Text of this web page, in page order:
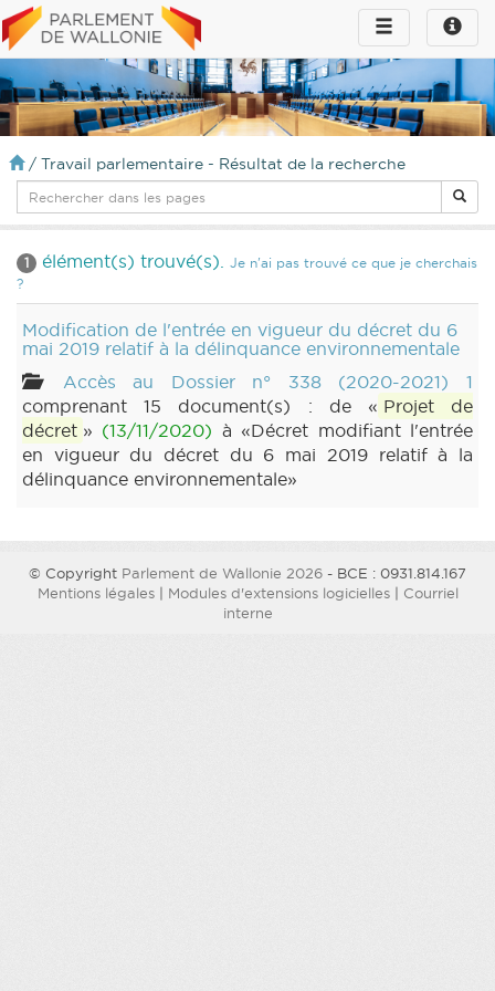
Toggle
infos
Toggle
navigation
/ Travail parlementaire - Résultat de la recherche
1 élément(s) trouvé(s). Je n'ai pas trouvé ce que je cherchais
?
Modification de l'entrée en vigueur du décret du 6
mai 2019 relatif à la délinquance environnementale
Accès au Dossier n° 338 (2020-2021) 1
comprenant 15 document(s) : de « Projet de
décret » (13/11/2020) à «Décret modifiant l'entrée
en vigueur du décret du 6 mai 2019 relatif à la
délinquance environnementale»
© Copyright Parlement de Wallonie 2026 - BCE : 0931.814.167
Mentions légales| Modules d'extensions logicielles| Courriel
interne